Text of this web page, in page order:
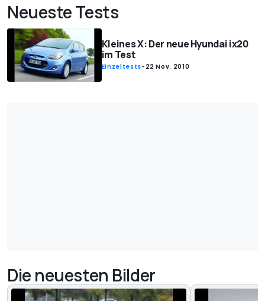
Neueste Tests
Kleines X: Der neue Hyundai ix20
im Test
Einzeltests- 22 Nov. 2010
Die neuesten Bilder